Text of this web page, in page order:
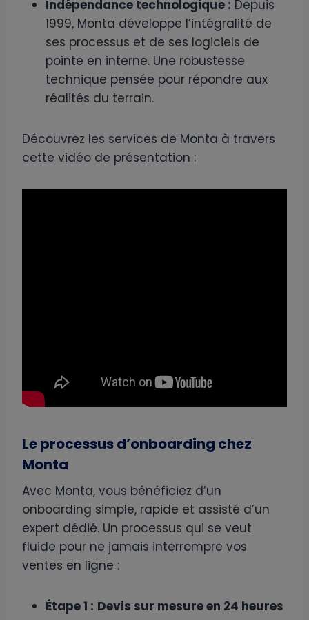
Indépendance technologique : Depuis
1999, Monta développe l’intégralité de
ses processus et de ses logiciels de
pointe en interne. Une robustesse
technique pensée pour répondre aux
réalités du terrain.
Découvrez les services de Monta à travers
cette vidéo de présentation :
Le processus d’onboarding chez
Monta
Avec Monta, vous bénéficiez d’un
onboarding simple, rapide et assisté d’un
expert dédié. Un processus qui se veut
fluide pour ne jamais interrompre vos
ventes en ligne :
Étape 1 : Devis sur mesure en 24 heures